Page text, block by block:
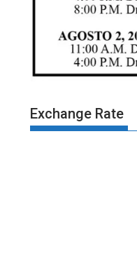
Exchange Rate